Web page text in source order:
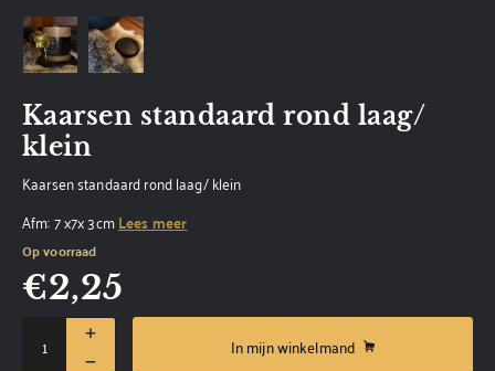
Kaarsen standaard rond laag/
klein
Kaarsen standaard rond laag/ klein
Afm: 7 x7x 3cmLees meer
Op voorraad
€2,25
In mijn winkelmand